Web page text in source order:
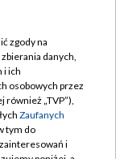
zgody na
danych,
i ich
osobowych przez
również „TVP”),
Zaufanych
tym do
i